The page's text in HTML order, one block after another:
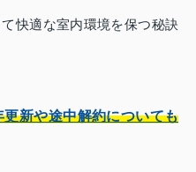
快適な室内環境を保つ秘訣
新や途中解約についても